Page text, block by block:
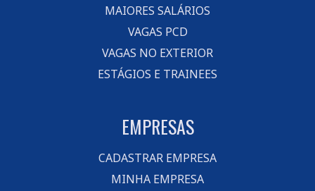
MAIORES SALÁRIOS
VAGAS PCD
VAGAS NO EXTERIOR
ESTÁGIOS E TRAINEES
EMPRESAS
CADASTRAR EMPRESA
MINHA EMPRESA